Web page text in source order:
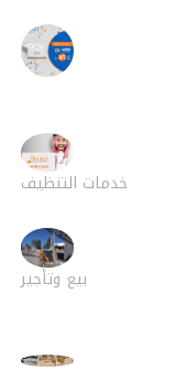
خدمات التنظيف
بيع وتأجير